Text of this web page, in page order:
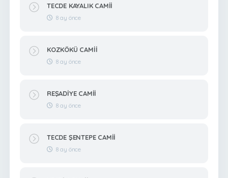
TECDE KAYALIK CAMİİ
8 ay önce
KOZKÖKÜ CAMİİ
8 ay önce
REŞADİYE CAMİİ
8 ay önce
TECDE ŞENTEPE CAMİİ
8 ay önce